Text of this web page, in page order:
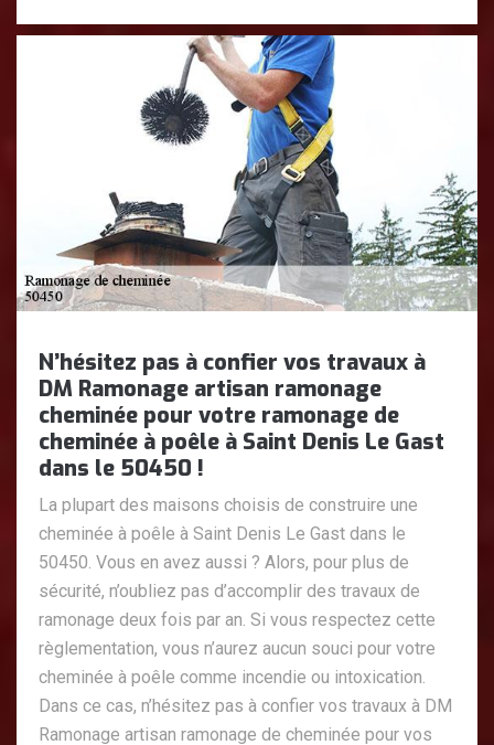
N’hésitez pas à confier vos travaux à
DM Ramonage artisan ramonage
cheminée pour votre ramonage de
cheminée à poêle à Saint Denis Le Gast
dans le 50450 !
La plupart des maisons choisis de construire une
cheminée à poêle à Saint Denis Le Gast dans le
50450. Vous en avez aussi ? Alors, pour plus de
sécurité, n’oubliez pas d’accomplir des travaux de
ramonage deux fois par an. Si vous respectez cette
règlementation, vous n’aurez aucun souci pour votre
cheminée à poêle comme incendie ou intoxication.
Dans ce cas, n’hésitez pas à confier vos travaux à DM
Ramonage artisan ramonage de cheminée pour vos